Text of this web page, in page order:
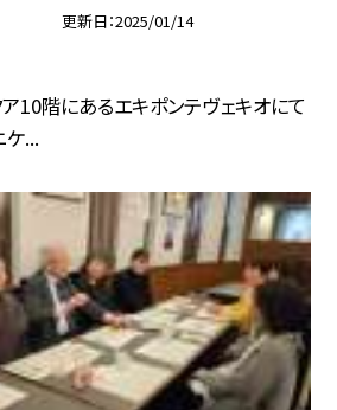
更新日 2025/01/14
10階にあるエキポンテヴェキオにて
ケ...